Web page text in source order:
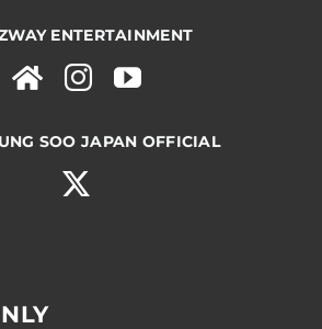
ENTERTAINMENT
SOO JAPAN OFFICIAL